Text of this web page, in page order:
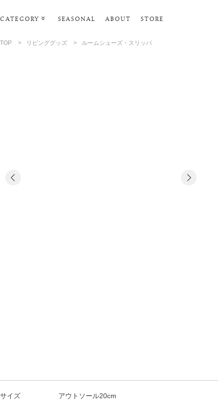
CATEGORY SEASONAL ABOUT STORE
TOP > リビンググッズ > ルームシューズ・スリッパ
サイズ アウトソール20cm